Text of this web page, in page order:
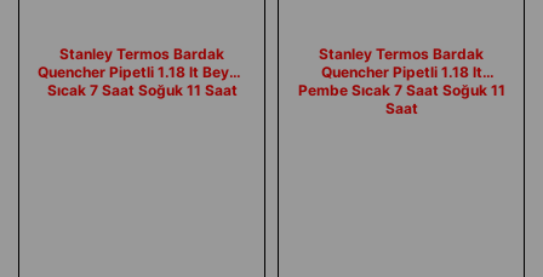
Stanley Termos Bardak
Quencher Pipetli 1.18 lt Beyaz
Sıcak 7 Saat Soğuk 11 Saat
Stanley Termos Bardak
Quencher Pipetli 1.18 lt
Pembe Sıcak 7 Saat Soğuk 11
Saat